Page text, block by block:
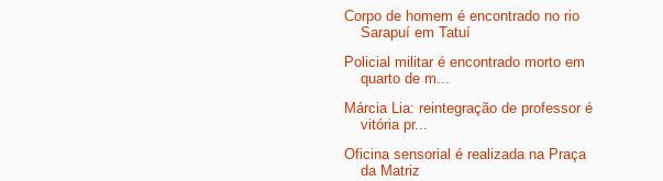
Corpo de homem é encontrado no rio
Sarapuí em Tatuí
Policial militar é encontrado morto em
quarto de m...
Márcia Lia: reintegração de professor é
vitória pr...
Oficina sensorial é realizada na Praça
da Matriz